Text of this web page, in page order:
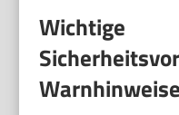
Wichtige